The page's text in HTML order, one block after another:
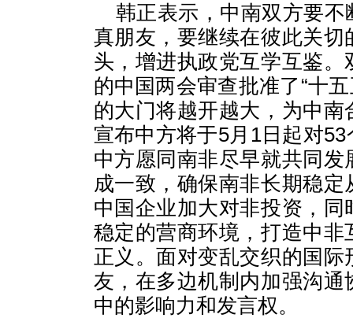
韩正表示，中南双方要
真朋友，要继续在彼此关
头，增进执政党互学互鉴
的中国两会审查批准了“十
的大门将越开越大，为中
宣布中方将于5月1日起对
中方愿同南非尽早就共同
成一致，确保南非长期稳
中国企业加大对非投资，
稳定的营商环境，打造中
正义。面对变乱交织的国
友，在多边机制内加强沟
中的影响力和发言权。